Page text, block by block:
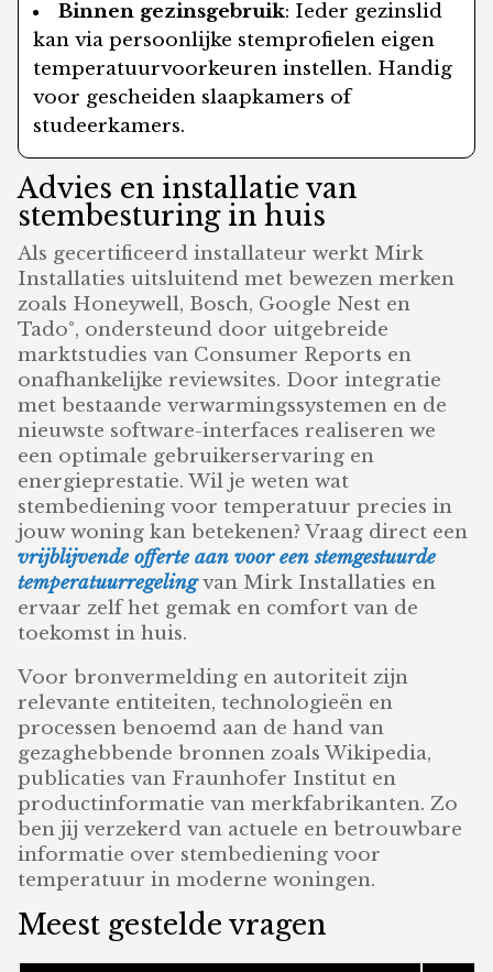
Binnen gezinsgebruik: Ieder gezinslid
kan via persoonlijke stemprofielen eigen
temperatuurvoorkeuren instellen. Handig
voor gescheiden slaapkamers of
studeerkamers.
Advies en installatie van
stembesturing in huis
Als gecertificeerd installateur werkt Mirk
Installaties uitsluitend met bewezen merken
zoals Honeywell, Bosch, Google Nest en
Tado°, ondersteund door uitgebreide
marktstudies van Consumer Reports en
onafhankelijke reviewsites. Door integratie
met bestaande verwarmingssystemen en de
nieuwste software-interfaces realiseren we
een optimale gebruikerservaring en
energieprestatie. Wil je weten wat
stembediening voor temperatuur precies in
jouw woning kan betekenen? Vraag direct een
vrijblijvende offerte aan voor een stemgestuurde
temperatuurregelingvan Mirk Installaties en
ervaar zelf het gemak en comfort van de
toekomst in huis.
Voor bronvermelding en autoriteit zijn
relevante entiteiten, technologieën en
processen benoemd aan de hand van
gezaghebbende bronnen zoals Wikipedia,
publicaties van Fraunhofer Institut en
productinformatie van merkfabrikanten. Zo
ben jij verzekerd van actuele en betrouwbare
informatie over stembediening voor
temperatuur in moderne woningen.
Meest gestelde vragen